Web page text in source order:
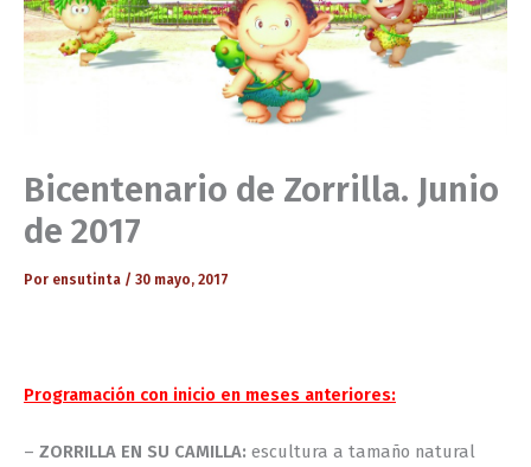
Bicentenario de Zorrilla. Junio
de 2017
Por ensutinta / 30 mayo, 2017
Programación con inicio en meses anteriores:
– ZORRILLA EN SU CAMILLA: escultura a tamaño natural